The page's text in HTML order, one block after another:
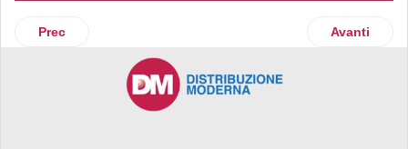
Articolo precedente: Metro Italia, nell’accordo aziendale
Prec Articolo
Avanti